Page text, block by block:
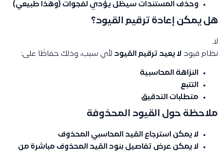
وحذف المستندات سيظل يؤدي لفجوات (وهذا طبيعي)
هل يمكن إعادة ترقيم القيود؟
لا.
نظام قيود لا يعيد ترقيم القيود لأي سبب، وذلك حفاظًا على:
النزاهة المحاسبية
التتبع
متطلبات التدقيق
ملاحظة حول القيود المحذوفة
لا يمكن استرجاع القيد المحاسبي المحذوف
لا يمكن عرض تفاصيل بنود القيد المحذوف مباشرة من